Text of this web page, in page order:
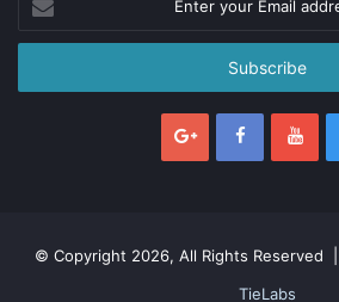
your
Email
© Copyright 2026, All Rights Reserved |
TieLabs